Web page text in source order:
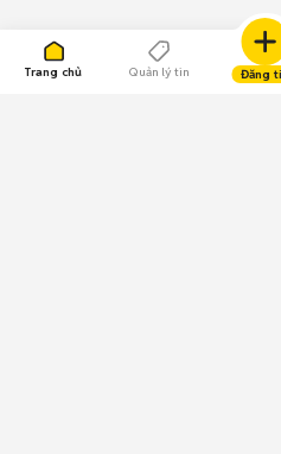
Trang chủ Quản lý tin Đăng